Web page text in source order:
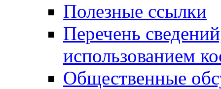
Полезные ссылки
Перечень
использованием
Общественные